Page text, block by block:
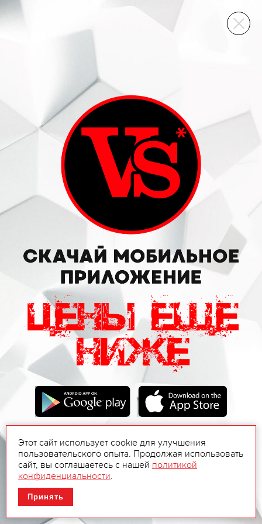
ВИННЫЙ СКЛАД
Этот сайт использует cookie для улучшения
пользовательского опыта. Продолжая использовать
сайт, вы соглашаетесь с нашей политикой
конфиденциальности.
Принять